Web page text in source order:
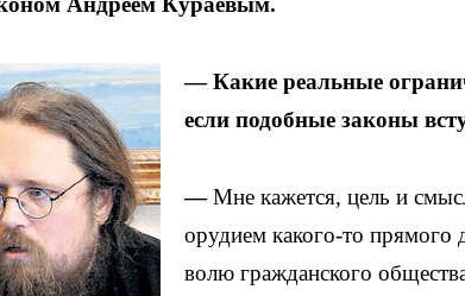
— Какие реальные
если подобные законы
—Мне кажется, цель и
орудием какого-то прямого
волю гражданского